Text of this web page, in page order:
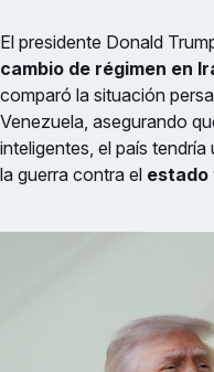
El presidente Donald
cambio de régimen en
comparó la situación
Venezuela, asegurando
inteligentes, el país
la guerra contra el estado